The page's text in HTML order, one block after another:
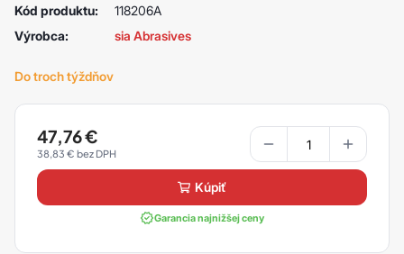
Kód produktu:
118206A
Výrobca:
sia Abrasives
Do troch týždňov
47,76€
38,83 €
kúpiť
Garancia najnižšej ceny